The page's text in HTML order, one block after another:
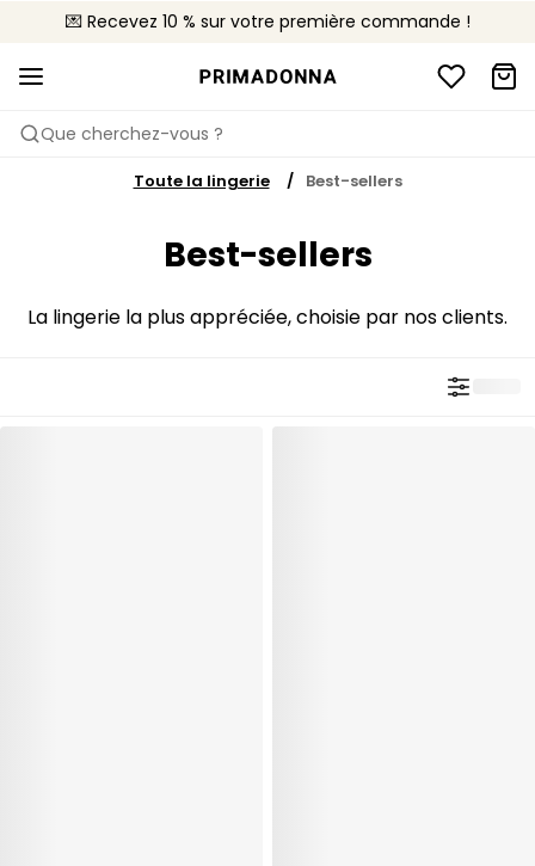
💌 Recevez 10 % sur votre première commande !
🚚 Livraison gratuite à partir de 90€
📦 Retours gratuits
Que cherchez-vous ?
Toute la lingerie Best-sellers
Best-sellers
La lingerie la plus appréciée, choisie par nos clients.